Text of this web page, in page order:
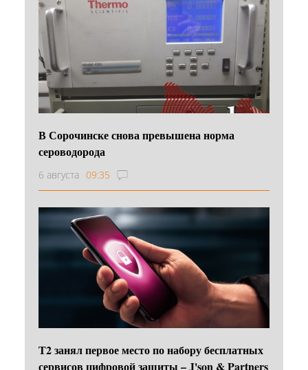
В Сорочинске снова превышена норма
сероводорода
6 августа 09:35
Т2 занял первое место по набору бесплатных
сервисов цифровой защиты – J'son & Partners